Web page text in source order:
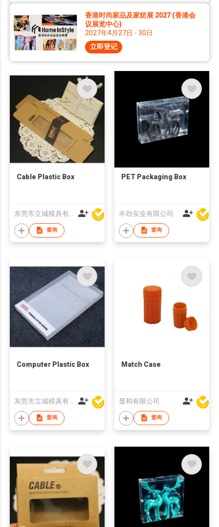
香港时尚家品及家纺展 2027 (香港会
议展览中心)
2027年4月27日 - 30日
立即登记
Cable Plastic Box
查询
PET Packaging Box
丰劲实业有限公司
查询
Computer Plastic Box
查询
Match Case
显和有限公司
查询